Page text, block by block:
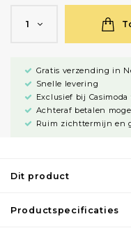
1
Gratis verzending in
Snelle levering
Exclusief bij
Achteraf betalen
Ruim zichttermijn en
Dit product
Productspecificaties